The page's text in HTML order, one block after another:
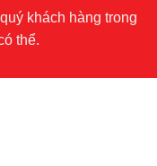
khách hàng trong
thể.